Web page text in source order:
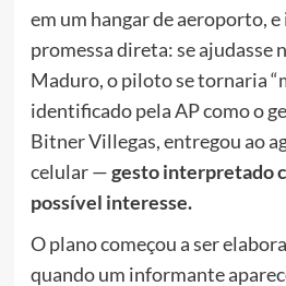
em um hangar de aeroporto,
promessa direta:se ajudasse
Maduro, o piloto se tornaria
identificado pela AP como o
Bitner Villegas, entregou ao
celular —gesto interpretado
possível interesse.
O plano começou a ser
quando um informante